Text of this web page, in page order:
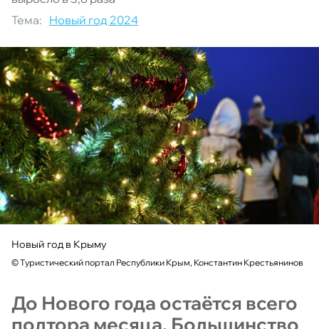
Тема: Новый год 2024
Новый год в Крыму
©Туристический портал Республики Крым, Константин Крестьянинов
До Нового года остаётся всего
полтора месяца. Большинство